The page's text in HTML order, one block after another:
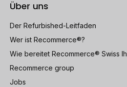
Über uns
Der Refurbished-Leitfaden
Wer ist Recommerce®?
Wie bereitet Recommerce® Swiss
Recommerce group
Jobs